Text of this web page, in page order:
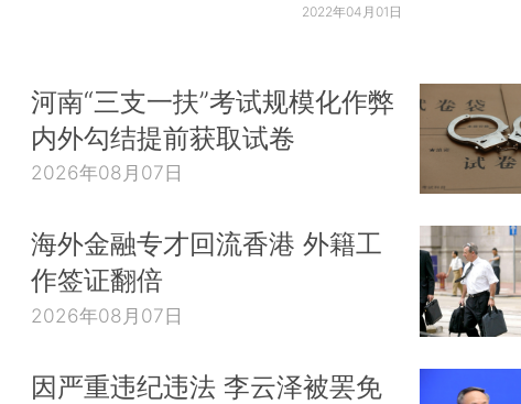
2022年04月01日
河南“三支一扶”考试规模化作弊
内外勾结提前获取试卷
2026年08月07日
海外金融专才回流香港 外籍工
作签证翻倍
2026年08月07日
因严重违纪违法 李云泽被罢免